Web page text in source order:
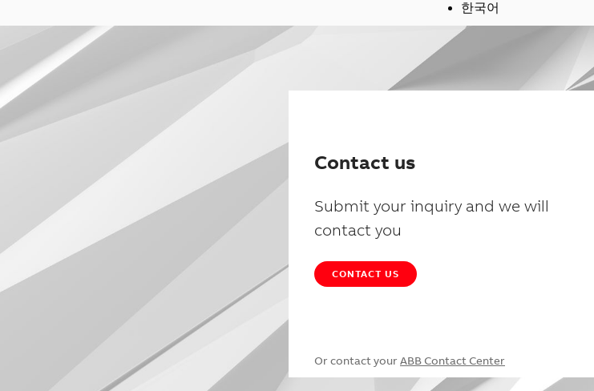
한국어
Contact us
Submit your inquiry and we will
contact you
CONTACT US
Or contact your ABB Contact Center